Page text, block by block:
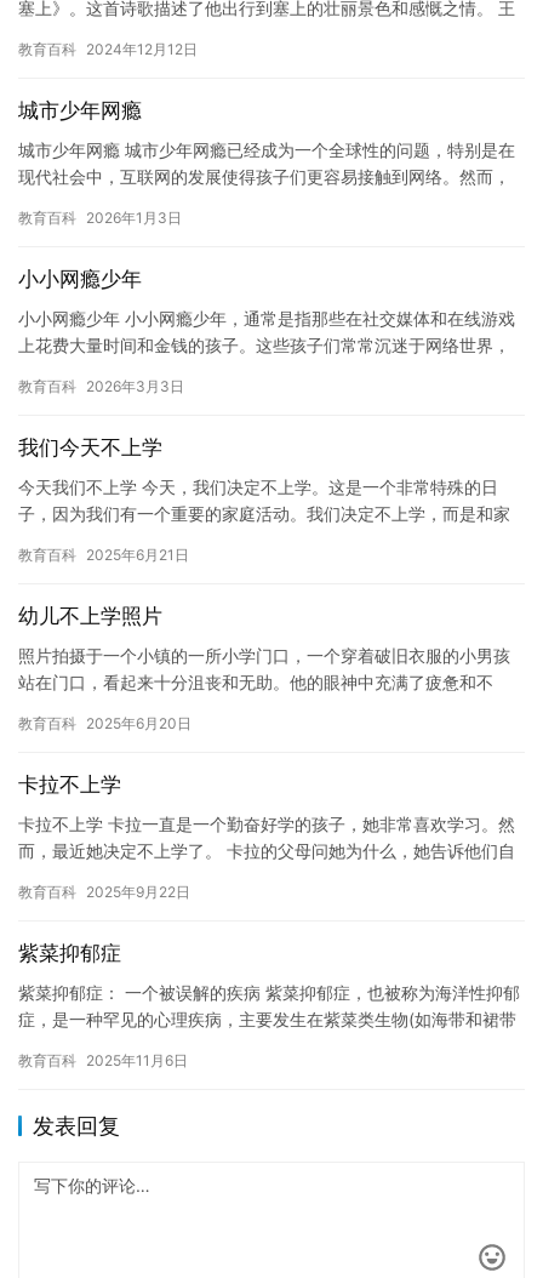
塞上》。这首诗歌描述了他出行到塞上的壮丽景色和感慨之情。 王
教育百科 2024年12月12日
城市少年网瘾
城市少年网瘾 城市少年网瘾已经成为一个全球性的问题，特别是在
现代社会中，互联网的发展使得孩子们更容易接触到网络。然而，
市…
教育百科 2026年1月3日
小小网瘾少年
小小网瘾少年 小小网瘾少年，通常是指那些在社交媒体和在线游戏
上花费大量时间和金钱的孩子。这些孩子们常常沉迷于网络世界，
远…
教育百科 2026年3月3日
我们今天不上学
今天我们不上学 今天，我们决定不上学。这是一个非常特殊的日
子，因为我们有一个重要的家庭活动。我们决定不上学，而是和家
主题…
教育百科 2025年6月21日
幼儿不上学照片
照片拍摄于一个小镇的一所小学门口，一个穿着破旧衣服的小男孩
站在门口，看起来十分沮丧和无助。他的眼神中充满了疲惫和不
明，他是…
教育百科 2025年6月20日
卡拉不上学
卡拉不上学 卡拉一直是一个勤奋好学的孩子，她非常喜欢学习。然
而，最近她决定不上学了。 卡拉的父母问她为什么，她告诉他们自
学…
教育百科 2025年9月22日
紫菜抑郁症
紫菜抑郁症： 一个被误解的疾病 紫菜抑郁症，也被称为海洋性抑郁
症，是一种罕见的心理疾病，主要发生在紫菜类生物(如海带和裙带
教育百科 2025年11月6日
发表回复